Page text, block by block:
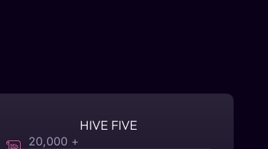
HIVE FIVE
20,000 +